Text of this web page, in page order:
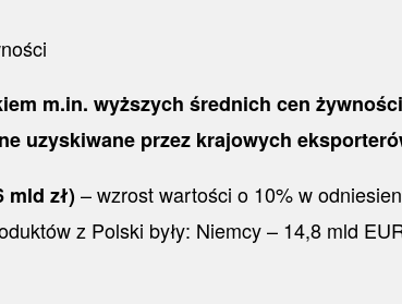
m.in. wyższych średnich cen
uzyskiwane przez krajowych
mld zł)– wzrost wartości o 10% w
z Polski były: Niemcy – 14,8 mld